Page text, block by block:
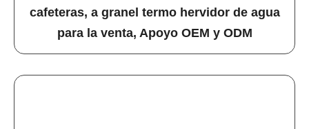
cafeteras, a granel termo hervidor de agua
para la venta, Apoyo OEM y ODM